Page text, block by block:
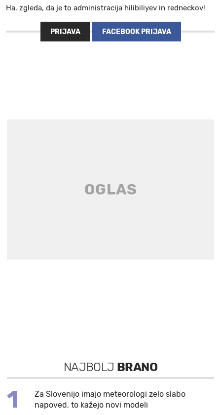
Ha, zgleda, da je to administracija hilibiliyev in redneckov!
PRIJAVA FACEBOOK PRIJAVA
NAJBOLJ BRANO
1
Za Slovenijo imajo meteorologi zelo slabo
napoved, to kažejo novi modeli